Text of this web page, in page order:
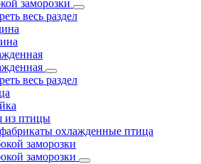
заморозки
весь раздел
весь раздел
из птицы
охлажденные птица
заморозки
заморозки